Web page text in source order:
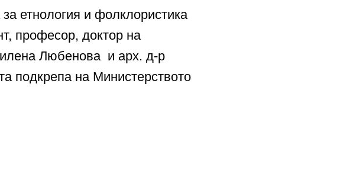
етнология и фолклористика
професор, доктор на
Любенова и арх. д-р
подкрепа на Министерството